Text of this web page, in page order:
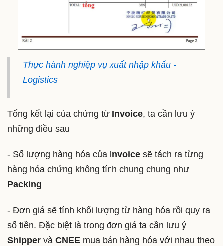
Thực hành nghiệp vụ xuất nhập khẩu -
Logistics
Tổng kết lại của chứng từ Invoice, ta cần lưu ý
những điều sau
- Số lượng hàng hóa của Invoice sẽ tách ra từng
hàng hóa chứng không tính chung chung như
Packing
- Đơn giá sẽ tính khối lượng từ hàng hóa rồi quy ra
số tiền. Đặc biệt là trong đơn giá ta cần lưu ý
Shipper và CNEE mua bán hàng hóa với nhau theo